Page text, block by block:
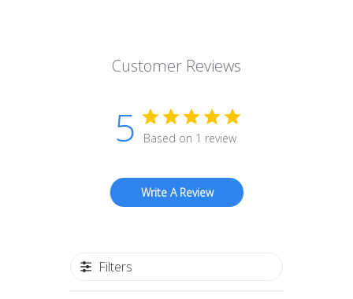
Customer Reviews
5 Based on 1 review
Write A Review
Filters